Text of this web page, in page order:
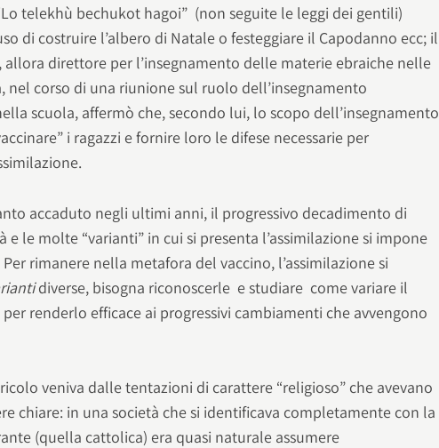
telekhù bechukot hagoi” (non seguite le leggi dei gentili)
di costruire l’albero di Natale o festeggiare il Capodanno ecc; il
allora direttore per l’insegnamento delle materie ebraiche nelle
nel corso di una riunione sul ruolo dell’insegnamento
scuola, affermò che, secondo lui, lo scopo dell’insegnamento
i ragazzi e fornire loro le difese necessarie per
accaduto negli ultimi anni, il progressivo decadimento di
le molte “varianti” in cui si presenta l’assimilazione si impone
rimanere nella metafora del vaccino, l’assimilazione si
diverse, bisogna riconoscerle e studiare come variare il
per renderlo efficace ai progressivi cambiamenti che avvengono
veniva dalle tentazioni di carattere “religioso” che avevano
chiare: in una società che si identificava completamente con la
(quella cattolica) era quasi naturale assumere